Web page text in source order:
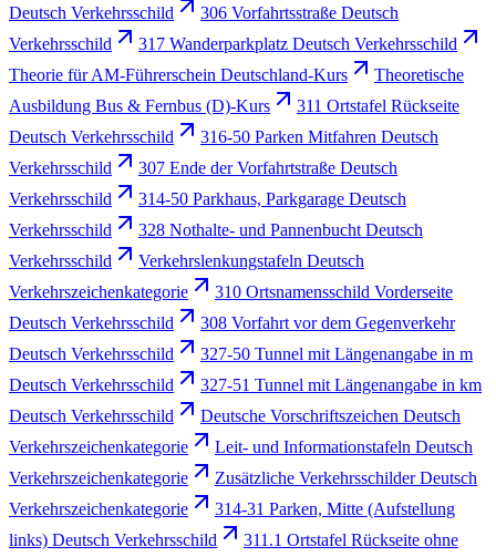
Deutsch Verkehrsschild
306 Vorfahrtsstraße Deutsch
Verkehrsschild
317 Wanderparkplatz Deutsch Verkehrsschild
Theorie für AM-Führerschein Deutschland-Kurs
Theoretische
Ausbildung Bus & Fernbus (D)-Kurs
311 Ortstafel Rückseite
Deutsch Verkehrsschild
316-50 Parken Mitfahren Deutsch
Verkehrsschild
307 Ende der Vorfahrtstraße Deutsch
Verkehrsschild
314-50 Parkhaus, Parkgarage Deutsch
Verkehrsschild
328 Nothalte- und Pannenbucht Deutsch
Verkehrsschild
Verkehrslenkungstafeln Deutsch
Verkehrszeichenkategorie
310 Ortsnamensschild Vorderseite
Deutsch Verkehrsschild
308 Vorfahrt vor dem Gegenverkehr
Deutsch Verkehrsschild
327-50 Tunnel mit Längenangabe in m
Deutsch Verkehrsschild
327-51 Tunnel mit Längenangabe in km
Deutsch Verkehrsschild
Deutsche Vorschriftszeichen Deutsch
Verkehrszeichenkategorie
Leit- und Informationstafeln Deutsch
Verkehrszeichenkategorie
Zusätzliche Verkehrsschilder Deutsch
Verkehrszeichenkategorie
314-31 Parken, Mitte (Aufstellung
links) Deutsch Verkehrsschild
311.1 Ortstafel Rückseite ohne